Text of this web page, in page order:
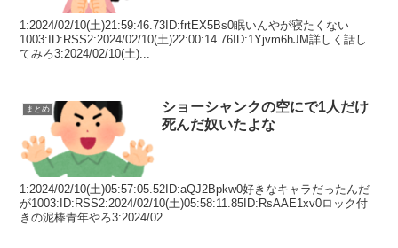
1:2024/02/10(土)21:59:46.73ID:frtEX5Bs0眠いんやが寝たくない
1003:ID:RSS2:2024/02/10(土)22:00:14.76ID:1Yjvm6hJM詳しく話し
てみろ3:2024/02/10(土)...
まとめ
ショーシャンクの空にで1人だけ
死んだ奴いたよな
1:2024/02/10(土)05:57:05.52ID:aQJ2Bpkw0好きなキャラだったんだ
が1003:ID:RSS2:2024/02/10(土)05:58:11.85ID:RsAAE1xv0ロック付
きの泥棒青年やろ3:2024/02...